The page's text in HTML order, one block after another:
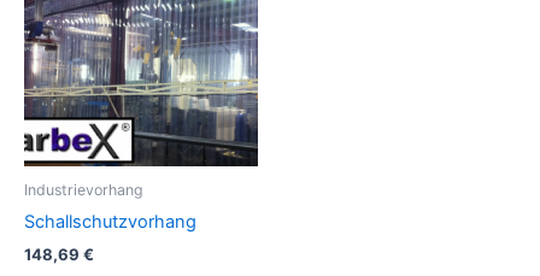
Industrievorhang
Schallschutzvorhang
148,69 €